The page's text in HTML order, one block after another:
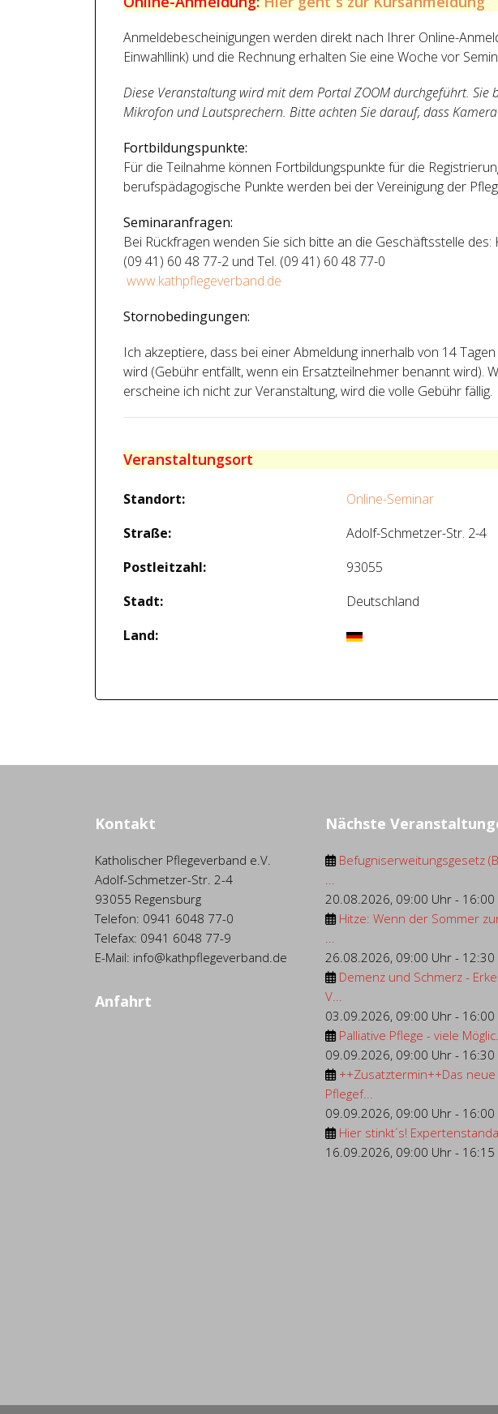
Anmeldebescheinigungen werden direkt nach Ihrer Online-
Einwahllink) und die Rechnung erhalten Sie eine Woche vor
Diese Veranstaltung wird mit dem Portal ZOOM durchgeführt.
Mikrofon und Lautsprechern. Bitte achten Sie darauf, dass
Fortbildungspunkte:
Für die Teilnahme können Fortbildungspunkte für die
berufspädagogische Punkte werden bei der Vereinigung der
Seminaranfragen:
Bei Rückfragen wenden Sie sich bitte an die Geschäftsstelle
(09 41) 60 48 77-2 und Tel. (09 41) 60 48 77-0
www.kathpflegeverband.de
Stornobedingungen:
Ich akzeptiere, dass bei einer Abmeldung innerhalb von 14
wird (Gebühr entfällt, wenn ein Ersatzteilnehmer benannt wird).
erscheine ich nicht zur Veranstaltung, wird die volle Gebühr fällig.
Veranstaltungsort
Standort:
Online-Seminar
Straße:
Adolf-Schmetzer-Str. 2-4
Postleitzahl:
93055
Stadt:
Deutschland
Land:
Kontakt
Katholischer Pflegeverband e.V.
Adolf-Schmetzer-Str. 2-4
93055 Regensburg
Telefon: 0941 6048 77-0
Telefax: 0941 6048 77-9
E-Mail: info@kathpflegeverband.de
Anfahrt
Nächste
Befugniserweitungsgesetz
20.08.2026, 09:00 Uhr- 16:00
Hitze: Wenn der Sommer
26.08.2026, 09:00 Uhr- 12:30
Demenz und Schmerz -
V...
03.09.2026, 09:00 Uhr- 16:00
Palliative Pflege - viele Möglic...
09.09.2026, 09:00 Uhr- 16:30
++Zusatztermin++Das neue
Pflegef...
09.09.2026, 09:00 Uhr- 16:00
Hier stinkt´s!
16.09.2026, 09:00 Uhr- 16:15